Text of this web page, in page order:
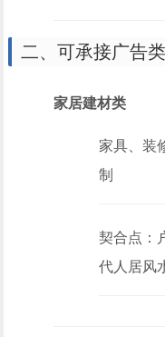
二、可承接广告
家居建材类
家具、装
制
契合点：
代人居风